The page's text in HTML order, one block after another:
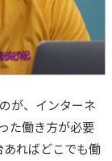
が、インターネ
た働き方が必要
あればどこでも働